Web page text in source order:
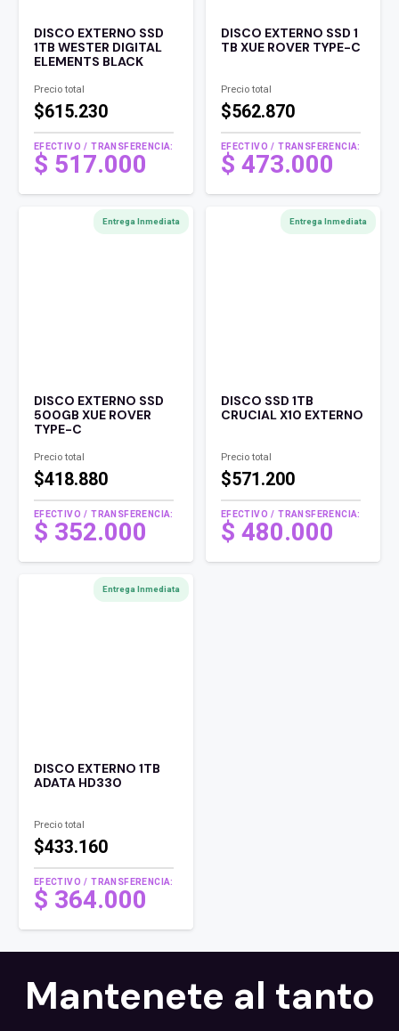
DISCO EXTERNO SSD
1TB WESTER DIGITAL
ELEMENTS BLACK
Precio total
$615.230
EFECTIVO / TRANSFERENCIA:
$ 517.000
DISCO EXTERNO SSD 1
TB XUE ROVER TYPE-C
Precio total
$562.870
EFECTIVO / TRANSFERENCIA:
$473.000
Entrega Inmediata
DISCO EXTERNO SSD
500GB XUE ROVER
TYPE-C
Precio total
$418.880
EFECTIVO / TRANSFERENCIA:
$ 352.000
Entrega Inmediata
DISCO SSD 1TB
CRUCIAL X10 EXTERNO
Precio total
$571.200
EFECTIVO / TRANSFERENCIA:
$480.000
Entrega Inmediata
DISCO EXTERNO 1TB
ADATA HD330
Precio total
$433.160
EFECTIVO / TRANSFERENCIA:
$ 364.000
Mantenete al tanto